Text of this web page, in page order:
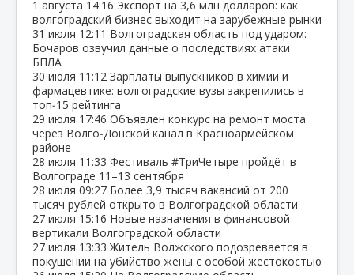
1 августа 14:16 Экспорт на 3,6 млн долларов: как
волгоградский бизнес выходит на зарубежные рынки
31 июля 12:11 Волгоградская область под ударом:
Бочаров озвучил данные о последствиях атаки
БПЛА
30 июля 11:12 Зарплаты выпускников в химии и
фармацевтике: волгоградские вузы закрепились в
топ‑15 рейтинга
29 июля 17:46 Объявлен конкурс на ремонт моста
через Волго‑Донской канал в Красноармейском
районе
28 июля 11:33 Фестиваль #ТриЧетыре пройдёт в
Волгограде 11–13 сентября
28 июля 09:27 Более 3,9 тысяч вакансий от 200
тысяч рублей открыто в Волгоградской области
27 июля 15:16 Новые назначения в финансовой
вертикали Волгоградской области
27 июля 13:33 Житель Волжского подозревается в
покушении на убийство жены с особой жестокостью